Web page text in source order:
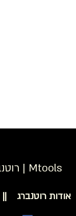
רוטנברג | Mtools
אודות רוטנברג ||